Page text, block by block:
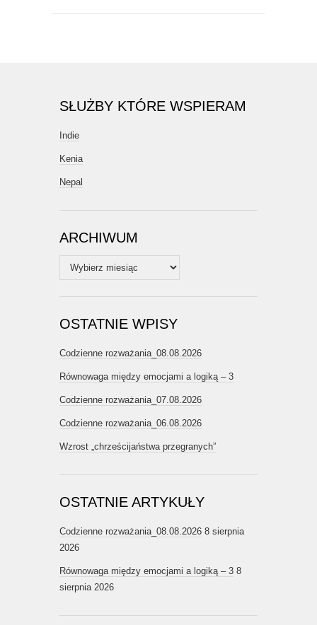
SŁUŻBY KTÓRE WSPIERAM
Indie
Kenia
Nepal
ARCHIWUM
Archiwum
OSTATNIE WPISY
Codzienne rozważania_08.08.2026
Równowaga między emocjami a logiką – 3
Codzienne rozważania_07.08.2026
Codzienne rozważania_06.08.2026
Wzrost „chrześcijaństwa przegranych”
OSTATNIE ARTYKUŁY
Codzienne rozważania_08.08.2026 8 sierpnia
2026
Równowaga między emocjami a logiką – 3 8
sierpnia 2026